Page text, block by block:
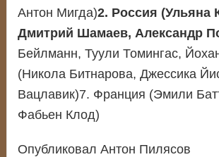
Антон Мигда)2. Россия (Ульяна
Дмитрий Шамаев, Александр
Бейлманн, Туули Томингас,
(Никола Битнарова, Джессика
Вацлавик)7. Франция (Эмили
Фабьен Клод)
Опубликовал Антон Пилясов